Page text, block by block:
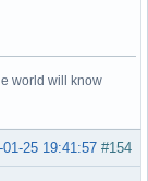
world will know
#154
01-25 19:41:57